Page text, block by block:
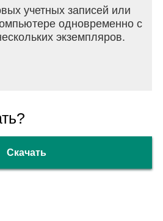
учетных записей или
одновременно с
экземпляров.
Скачать